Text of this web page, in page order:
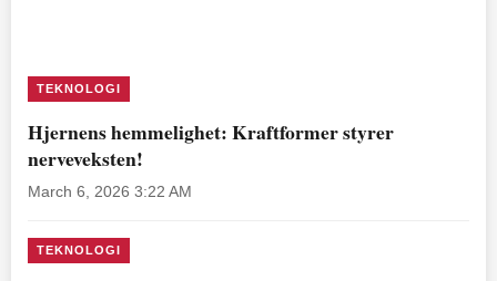
TEKNOLOGI
Hjernens hemmelighet: Kraftformer styrer
nerveveksten!
March 6, 2026 3:22 AM
TEKNOLOGI